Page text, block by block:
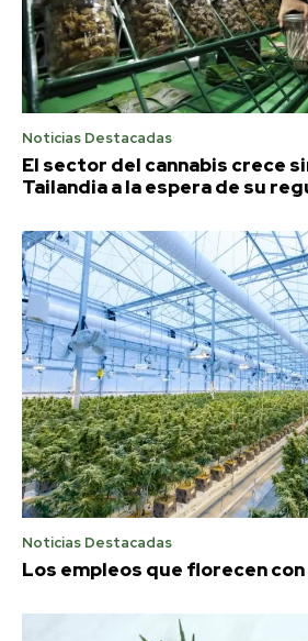
Noticias Destacadas
El sector del cannabis crece
Tailandia a la espera de su
Noticias Destacadas
Los empleos que florecen con